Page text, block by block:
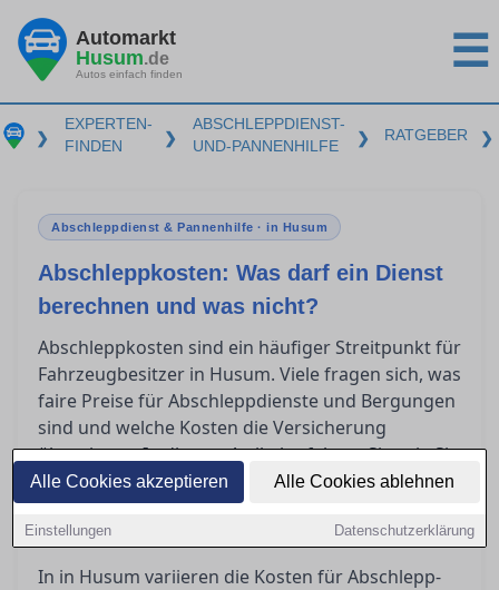
Alle Cookies akzeptieren Alle Cookies ablehnen
Einstellungen Datenschutzerklärung
Automarkt
Husum.de
Autos einfach finden ☰
❯
EXPERTEN-
FINDEN
❯
ABSCHLEPPDIENST-
UND-PANNENHILFE
❯ RATGEBER ❯
Abschleppdienst & Pannenhilfe · in Husum
Abschleppkosten: Was darf ein Dienst
berechnen und was nicht?
Abschleppkosten sind ein häufiger Streitpunkt für
Fahrzeugbesitzer in Husum. Viele fragen sich, was
faire Preise für Abschleppdienste und Bergungen
sind und welche Kosten die Versicherung
übernimmt. In diesem Artikel erfahren Sie, wie Sie
überhöhte Rechnungen erkennen und welche
Schritte Sie unternehmen können, um sich
dagegen zu wehren.
In in Husum variieren die Kosten für Abschlepp-